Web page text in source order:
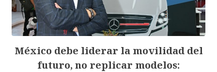
México debe liderar la movilidad del
futuro, no replicar modelos: